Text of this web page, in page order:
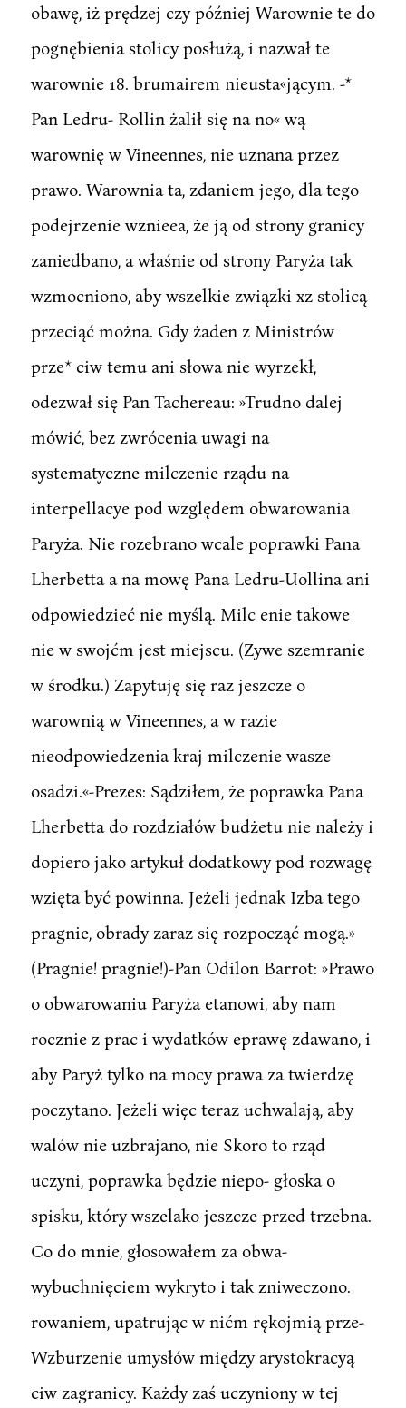
obawę, iż prędzej czy później Warownie te do
pognębienia stolicy posłużą, i nazwał te
warownie 18. brumairem nieusta«jącym. -*
Pan Ledru- Rollin żalił się na no« wą
warownię w Vineennes, nie uznana przez
prawo. Warownia ta, zdaniem jego, dla tego
podejrzenie wznieea, że ją od strony granicy
zaniedbano, a właśnie od strony Paryża tak
wzmocniono, aby wszelkie związki xz stolicą
przeciąć można. Gdy żaden z Ministrów
prze* ciw temu ani słowa nie wyrzekł,
odezwał się Pan Tachereau: »Trudno dalej
mówić, bez zwrócenia uwagi na
systematyczne milczenie rządu na
interpellacye pod względem obwarowania
Paryża. Nie rozebrano wcale poprawki Pana
Lherbetta a na mowę Pana Ledru-Uollina ani
odpowiedzieć nie myślą. Milc enie takowe
nie w swojćm jest miejscu. (Zywe szemranie
w środku.) Zapytuję się raz jeszcze o
warownią w Vineennes, a w razie
nieodpowiedzenia kraj milczenie wasze
osadzi.«-Prezes: Sądziłem, że poprawka Pana
Lherbetta do rozdziałów budżetu nie należy i
dopiero jako artykuł dodatkowy pod rozwagę
wzięta być powinna. Jeżeli jednak Izba tego
pragnie, obrady zaraz się rozpocząć mogą.»
(Pragnie! pragnie!)-Pan Odilon Barrot: »Prawo
o obwarowaniu Paryża etanowi, aby nam
rocznie z prac i wydatków eprawę zdawano, i
aby Paryż tylko na mocy prawa za twierdzę
poczytano. Jeżeli więc teraz uchwalają, aby
walów nie uzbrajano, nie Skoro to rząd
uczyni, poprawka będzie niepo- głoska o
spisku, który wszelako jeszcze przed trzebna.
Co do mnie, głosowałem za obwa-
wybuchnięciem wykryto i tak zniweczono.
rowaniem, upatrując w nićm rękojmią prze-
Wzburzenie umysłów między arystokracyą
ciw zagranicy. Każdy zaś uczyniony w tej